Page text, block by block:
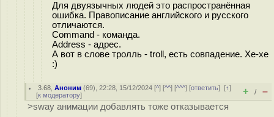
Для двуязычных людей это распространённая
ошибка. Правописание английского и русского
отличаются.
Command - команда.
Address - адрес.
А вот в слове тролль - troll, есть совпадение. Хе-хе
:)
3.68 ,Аноним (69), 22:28, 15/12/2024 [^] [^^] [^^^] [ответить][↑]
[к модератору] + / –
>sway анимации добавлять тоже отказывается